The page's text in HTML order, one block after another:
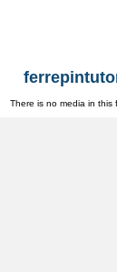
There is no media in this